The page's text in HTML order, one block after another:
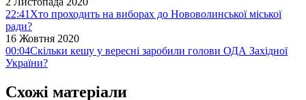
22:41 Хто проходить на виборах до Нововолинської міської
ради?
16 Жовтня 2020
00:04Скільки кешу у вересні заробили голови ОДА Західної
України?
Схожі матеріали